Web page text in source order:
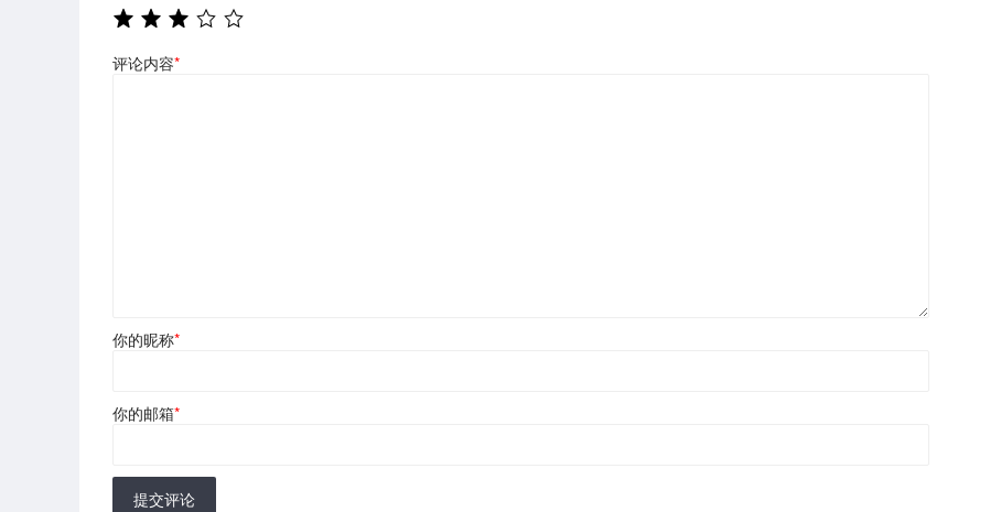
评论内容*
你的昵称*
你的邮箱*
提交评论